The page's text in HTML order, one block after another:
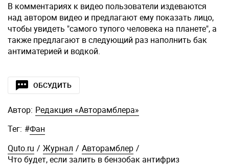
В комментариях к видео пользователи издеваются
над автором видео и предлагают ему показать лицо,
чтобы увидеть "самого тупого человека на планете", а
также предлагают в следующий раз наполнить бак
антиматерией и водкой.
ОБСУДИТЬ
Автор: Редакция «Авторамблера»
Тег: #Фан
Quto.ru / Журнал / Авторамблер /
Что будет, если залить в бензобак антифриз